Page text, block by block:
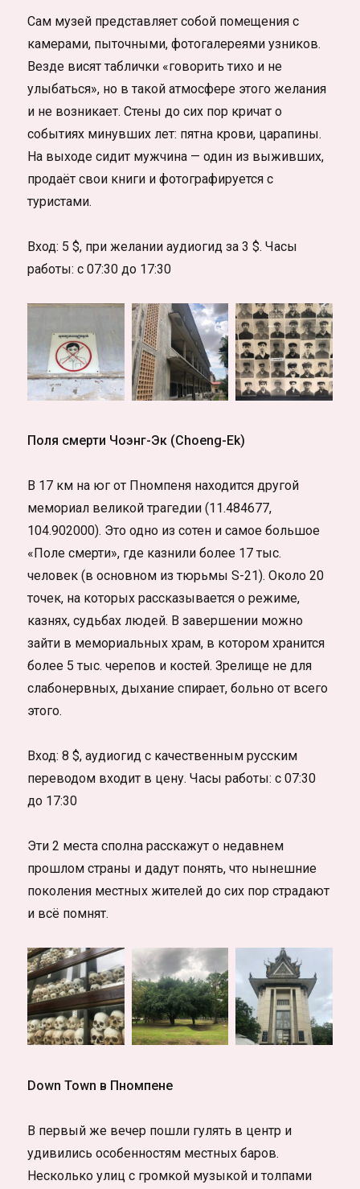
Сам музей представляет собой помещения с
камерами, пыточными, фотогалереями узников.
Везде висят таблички «говорить тихо и не
улыбаться», но в такой атмосфере этого желания
и не возникает. Стены до сих пор кричат о
событиях минувших лет: пятна крови, царапины.
На выходе сидит мужчина — один из выживших,
продаёт свои книги и фотографируется с
туристами.
Вход: 5 $, при желании аудиогид за 3 $. Часы
работы: с 07:30 до 17:30
Поля смерти Чоэнг-Эк (Choeng-Ek)
В 17 км на юг от Пномпеня находится другой
мемориал великой трагедии (11.484677,
104.902000). Это одно из сотен и самое большое
«Поле смерти», где казнили более 17 тыс.
человек (в основном из тюрьмы S-21). Около 20
точек, на которых рассказывается о режиме,
казнях, судьбах людей. В завершении можно
зайти в мемориальных храм, в котором хранится
более 5 тыс. черепов и костей. Зрелище не для
слабонервных, дыхание спирает, больно от всего
этого.
Вход: 8 $, аудиогид с качественным русским
переводом входит в цену. Часы работы: с 07:30
до 17:30
Эти 2 места сполна расскажут о недавнем
прошлом страны и дадут понять, что нынешние
поколения местных жителей до сих пор страдают
и всё помнят.
Down Town в Пномпене
В первый же вечер пошли гулять в центр и
удивились особенностям местных баров.
Несколько улиц с громкой музыкой и толпами